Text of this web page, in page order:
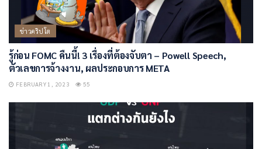
ข่าวคริปโต
รู้ก่อน FOMC คืนนี้! 3 เรื่องที่ต้องจับตา – Powell Speech,
ตัวเลขการจ้างงาน, ผลประกอบการ META
FEBRUARY 1, 2023 55